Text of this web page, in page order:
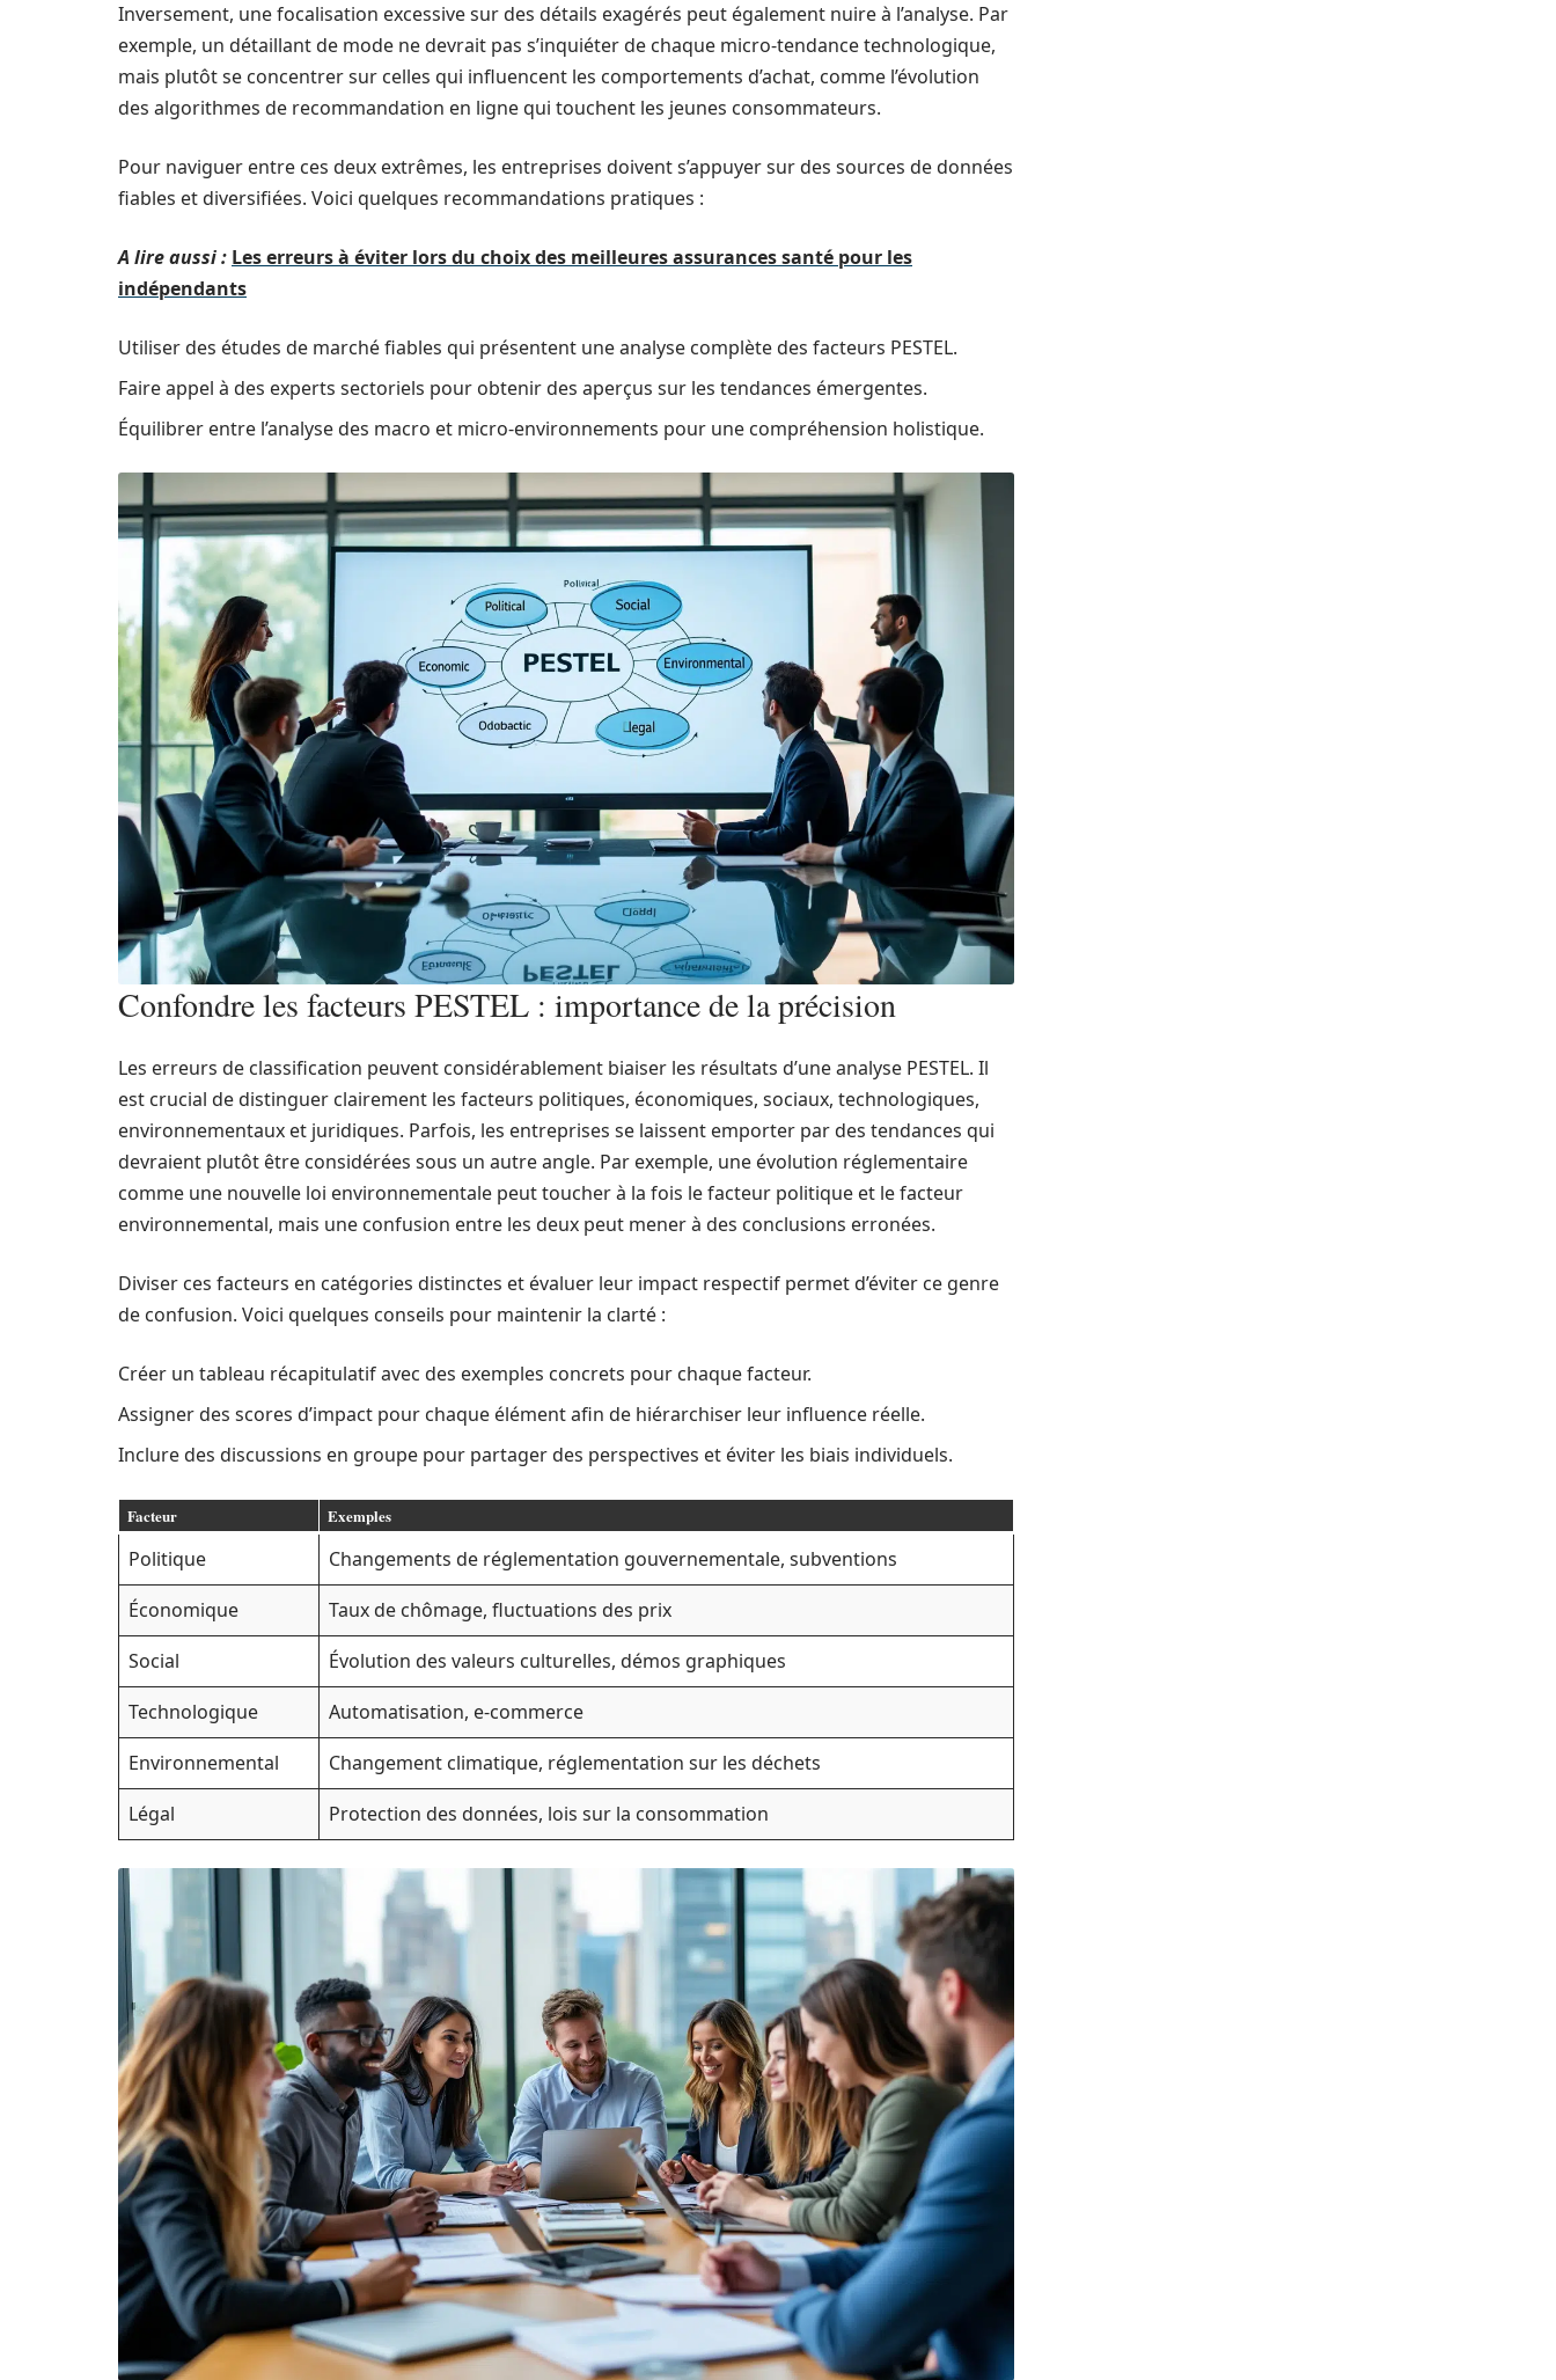
Inversement, une focalisation excessive sur des détails exagérés peut également nuire à l’analyse. Par
exemple, un détaillant de mode ne devrait pas s’inquiéter de chaque micro-tendance technologique,
mais plutôt se concentrer sur celles qui influencent les comportements d’achat, comme l’évolution
des algorithmes de recommandation en ligne qui touchent les jeunes consommateurs.
Pour naviguer entre ces deux extrêmes, les entreprises doivent s’appuyer sur des sources de données
fiables et diversifiées. Voici quelques recommandations pratiques :
A lire aussi : Les erreurs à éviter lors du choix des meilleures assurances santé pour les
indépendants
Utiliser des études de marché fiables qui présentent une analyse complète des facteurs PESTEL.
Faire appel à des experts sectoriels pour obtenir des aperçus sur les tendances émergentes.
Équilibrer entre l’analyse des macro et micro-environnements pour une compréhension holistique.
Confondre les facteurs PESTEL : importance de la précision
Les erreurs de classification peuvent considérablement biaiser les résultats d’une analyse PESTEL. Il
est crucial de distinguer clairement les facteurs politiques, économiques, sociaux, technologiques,
environnementaux et juridiques. Parfois, les entreprises se laissent emporter par des tendances qui
devraient plutôt être considérées sous un autre angle. Par exemple, une évolution réglementaire
comme une nouvelle loi environnementale peut toucher à la fois le facteur politique et le facteur
environnemental, mais une confusion entre les deux peut mener à des conclusions erronées.
Diviser ces facteurs en catégories distinctes et évaluer leur impact respectif permet d’éviter ce genre
de confusion. Voici quelques conseils pour maintenir la clarté :
Créer un tableau récapitulatif avec des exemples concrets pour chaque facteur.
Assigner des scores d’impact pour chaque élément afin de hiérarchiser leur influence réelle.
Inclure des discussions en groupe pour partager des perspectives et éviter les biais individuels.
Facteur Exemples
Politique
Changements de réglementation gouvernementale, subventions
Économique
Taux de chômage, fluctuations des prix
Social
Évolution des valeurs culturelles, démos graphiques
Technologique
Automatisation, e-commerce
Environnemental
Changement climatique, réglementation sur les déchets
Légal
Protection des données, lois sur la consommation